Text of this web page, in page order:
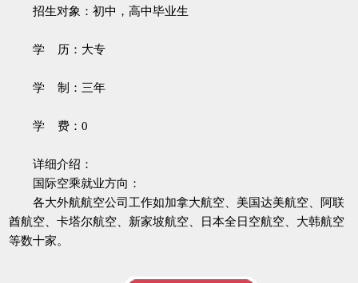
招生对象：初中，高中毕业生
学 历：大专
学 制：三年
学 费：0
详细介绍：
国际空乘就业方向：
各大外航航空公司工作如加拿大航空、美国达美航空、阿联
酋航空、卡塔尔航空、新家坡航空、日本全日空航空、大韩航空
等数十家。